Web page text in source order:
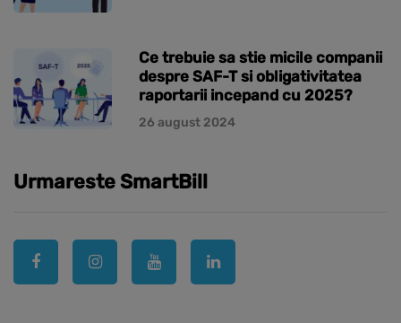
Ce trebuie sa stie micile companii
despre SAF-T si obligativitatea
raportarii incepand cu 2025?
26 august 2024
Urmareste SmartBill